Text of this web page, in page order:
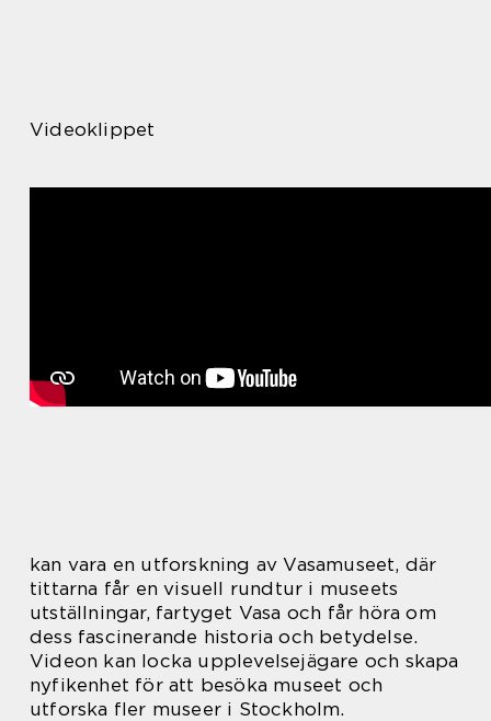
Videoklippet
kan vara en utforskning av Vasamuseet, där
tittarna får en visuell rundtur i museets
utställningar, fartyget Vasa och får höra om
dess fascinerande historia och betydelse.
Videon kan locka upplevelsejägare och skapa
nyfikenhet för att besöka museet och
utforska fler museer i Stockholm.